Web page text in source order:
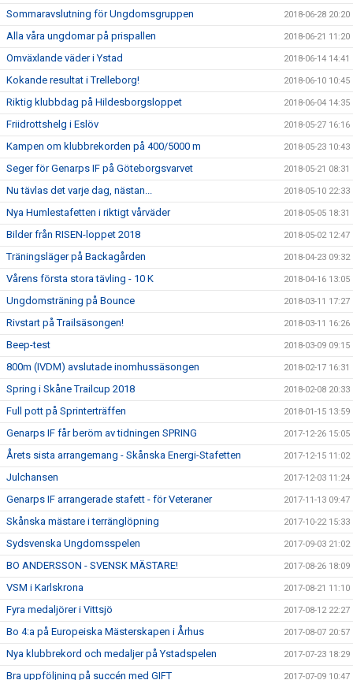
Sommaravslutning för Ungdomsgruppen 2018-06-28 20:20
Alla våra ungdomar på prispallen 2018-06-21 11:20
Omväxlande väder i Ystad 2018-06-14 14:41
Kokande resultat i Trelleborg! 2018-06-10 10:45
Riktig klubbdag på Hildesborgsloppet 2018-06-04 14:35
Friidrottshelg i Eslöv 2018-05-27 16:16
Kampen om klubbrekorden på 400/5000 m 2018-05-23 10:43
Seger för Genarps IF på Göteborgsvarvet 2018-05-21 08:31
Nu tävlas det varje dag, nästan... 2018-05-10 22:33
Nya Humlestafetten i riktigt vårväder 2018-05-05 18:31
Bilder från RISEN-loppet 2018 2018-05-02 12:47
Träningsläger på Backagården 2018-04-23 09:32
Vårens första stora tävling - 10 K 2018-04-16 13:05
Ungdomsträning på Bounce 2018-03-11 17:27
Rivstart på Trailsäsongen! 2018-03-11 16:26
Beep-test 2018-03-09 09:15
800m (IVDM) avslutade inomhussäsongen 2018-02-17 16:31
Spring i Skåne Trailcup 2018 2018-02-08 20:33
Full pott på Sprinterträffen 2018-01-15 13:59
Genarps IF får beröm av tidningen SPRING 2017-12-26 15:05
Årets sista arrangemang - Skånska Energi-Stafetten 2017-12-15 11:02
Julchansen 2017-12-03 11:24
Genarps IF arrangerade stafett - för Veteraner 2017-11-13 09:47
Skånska mästare i terränglöpning 2017-10-22 15:33
Sydsvenska Ungdomsspelen 2017-09-03 21:02
BO ANDERSSON - SVENSK MÄSTARE! 2017-08-26 18:09
VSM i Karlskrona 2017-08-21 11:10
Fyra medaljörer i Vittsjö 2017-08-12 22:27
Bo 4:a på Europeiska Mästerskapen i Århus 2017-08-07 20:57
Nya klubbrekord och medaljer på Ystadspelen 2017-07-23 18:29
Bra uppföljning på succén med GIFT 2017-07-09 10:47